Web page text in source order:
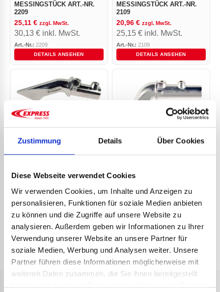
Zustimmung Details Über Cookies
Diese Webseite verwendet Cookies
Wir verwenden Cookies, um Inhalte und Anzeigen zu
personalisieren, Funktionen für soziale Medien anbieten
zu können und die Zugriffe auf unsere Website zu
analysieren. Außerdem geben wir Informationen zu Ihrer
Verwendung unserer Website an unsere Partner für
soziale Medien, Werbung und Analysen weiter. Unsere
Partner führen diese Informationen möglicherweise mit
weiteren Daten zusammen, die Sie ihnen bereitgestellt
haben oder die sie im Rahmen Ihrer Nutzung der Dienste
MESSINGSTÜCK ART.-NR.
2209
25,11 € zzgl. MwSt.
30,13 € inkl. MwSt.
Art.-Nr.: 2209
DETAILS ANSEHEN
MESSINGSTÜCK ART.-NR.
2109
20,96 € zzgl. MwSt.
25,15 € inkl. MwSt.
Art.-Nr.: 2109
DETAILS ANSEHEN
MESSINGSTÜCK ART.-NR.
59,26€inkl. MwSt.
Art.-Nr.:
2409
78,24
Art.-Nr.: 2409